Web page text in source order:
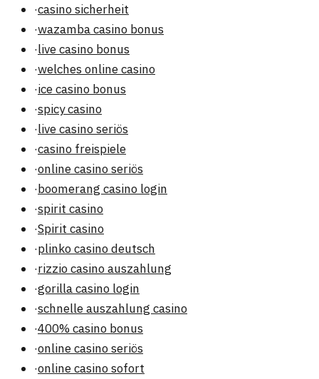
·casino sicherheit
·wazamba casino bonus
·live casino bonus
·welches online casino
·ice casino bonus
·spicy casino
·live casino seriös
·casino freispiele
·online casino seriös
·boomerang casino login
·spirit casino
·Spirit casino
·plinko casino deutsch
·rizzio casino auszahlung
·gorilla casino login
·schnelle auszahlung casino
·400% casino bonus
·online casino seriös
·online casino sofort